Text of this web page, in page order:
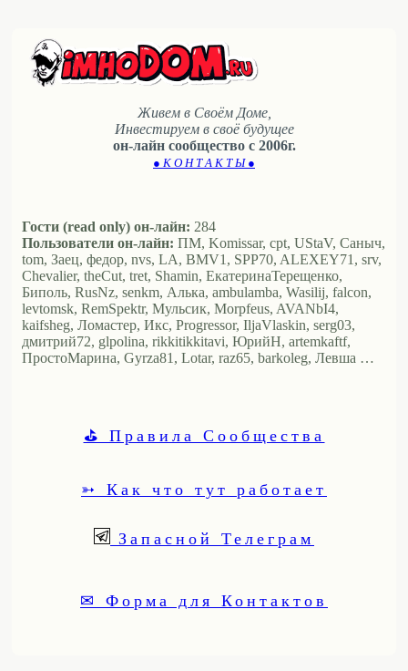
Живем в Своём Доме,
Инвестируем в своё будущее
он-лайн сообщество с 2006г.
● К О Н Т А К Т Ы ●
Гости (read only) он-лайн: 284
Пользователи он-лайн: ПМ, Komissar, cpt, UStaV, Саныч,
tom, Заец, федор, nvs, LA, BMV1, SPP70, ALEXEY71, srv,
Chevalier, theCut, tret, Shamin, ЕкатеринаТерещенко,
Биполь, RusNz, senkm, Алька, ambulamba, Wasilij, falcon,
levtomsk, RemSpektr, Мульсик, Morpfeus, AVANbI4,
kaifsheg, Ломастер, Икс, Progressor, IljaVlaskin, serg03,
дмитрий72, glpolina, rikkitikkitavi, ЮрийН, artemkaftf,
ПростоМарина, Gyrza81, Lotar, raz65, barkoleg, Левша …
⛳ Правила Сообщества
➳ Как что тут работает
Запасной Телеграм
✉ Форма для Контактов